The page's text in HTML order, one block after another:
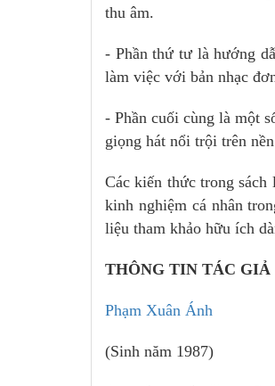
thu âm.
- Phần thứ tư là hướng
làm việc với bản nhạc
- Phần cuối cùng là một
giọng hát nổi trội trên
Các kiến thức trong
kinh nghiệm cá nhân
liệu tham khảo hữu ích
THÔNG TIN TÁC GIẢ
Phạm Xuân Ánh
(Sinh năm 1987)